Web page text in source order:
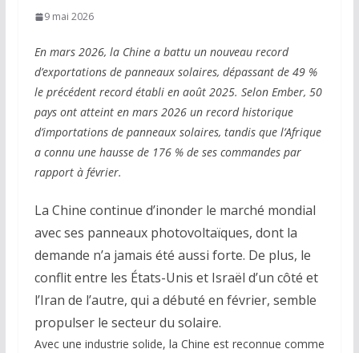
9 mai 2026
En mars 2026, la Chine a battu un nouveau record
d’exportations de panneaux solaires, dépassant de 49 %
le précédent record établi en août 2025. Selon Ember, 50
pays ont atteint en mars 2026 un record historique
d’importations de panneaux solaires, tandis que l’Afrique
a connu une hausse de 176 % de ses commandes par
rapport à février.
La Chine continue d’inonder le marché mondial
avec ses panneaux photovoltaïques, dont la
demande n’a jamais été aussi forte. De plus, le
conflit entre les États-Unis et Israël d’un côté et
l’Iran de l’autre, qui a débuté en février, semble
propulser le secteur du solaire.
Avec une industrie solide, la Chine est reconnue comme